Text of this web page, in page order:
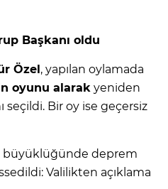
Başkanı oldu
Özel, yapılan oylamada
oyunu alarak yeniden
seçildi. Bir oy ise geçersiz
büyüklüğünde deprem
Valilikten açıklama